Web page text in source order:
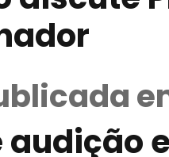
audição